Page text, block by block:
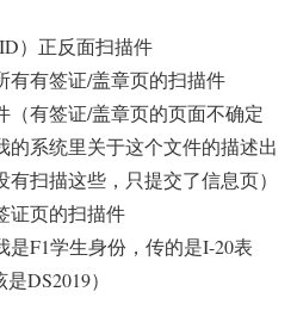
）正反面扫描件
有有签证/盖章页的扫描件
（有签证/盖章页的页面不确定
的系统里关于这个文件的描述出
扫描这些，只提交了信息页）
证页的扫描件
F1学生身份，传的是I-20表
DS2019）